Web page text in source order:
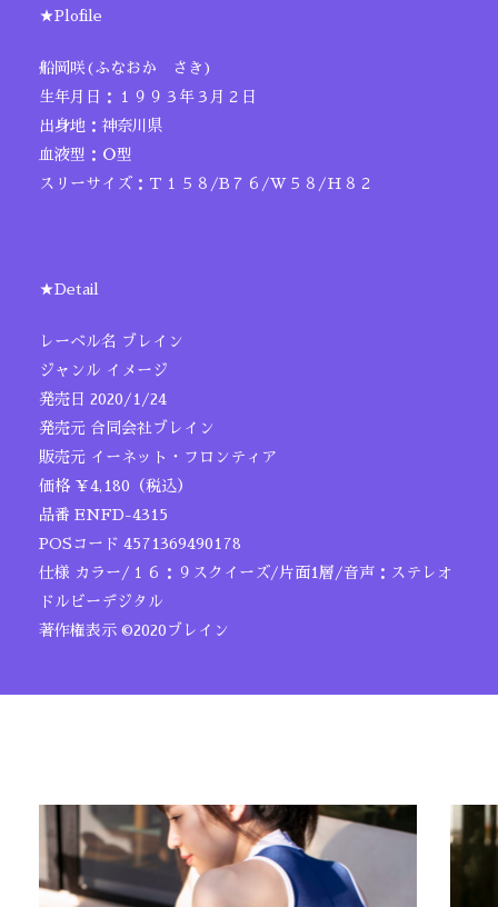
★Plofile
船岡咲(ふなおか さき)
生年月日：１９９３年３月２日
出身地：神奈川県
血液型：Ｏ型
スリーサイズ：Ｔ１５８/B７６/W５８/H８２
★Detail
レーベル名 ブレイン
ジャンル イメージ
発売日 2020/1/24
発売元 合同会社ブレイン
販売元 イーネット・フロンティア
価格 ￥4,180（税込）
品番 ENFD-4315
POSコード 4571369490178
仕様 カラー/１６：９スクイーズ/片面1層/音声：ステレオ
ドルビーデジタル
著作権表示 ©2020ブレイン